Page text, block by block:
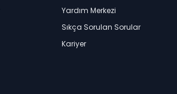
Yardım Merkezi
Sıkça Sorulan Sorular
Kariyer